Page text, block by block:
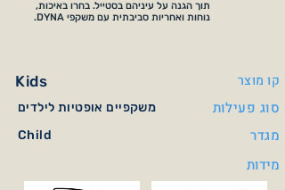
תוך הגנה על עיניהם בסטייל. בחרו באיכות,
נוחות ואחריות סביבתית עם משקפי DYNA.
Kids קו מוצר
משקפיים אופטיות לילדים סוג פעילות
Child
מגדר
מידות